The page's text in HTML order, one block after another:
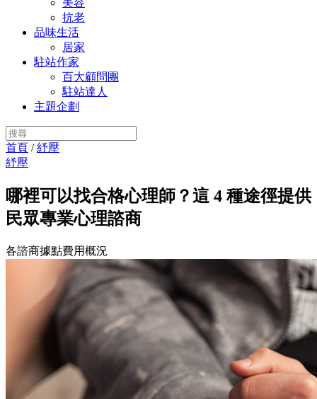
美容
抗老
品味生活
居家
駐站作家
百大顧問團
駐站達人
主題企劃
首頁 /紓壓
紓壓
哪裡可以找合格心理師？這 4 種途徑提供
民眾專業心理諮商
各諮商據點費用概況